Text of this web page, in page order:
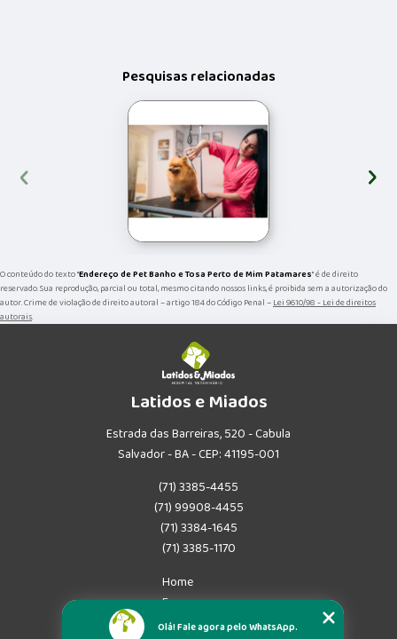
Pesquisas relacionadas
‹ ›
O conteúdo do texto "Endereço de Pet Banho e Tosa Perto de Mim Patamares" é de direito
reservado. Sua reprodução, parcial ou total, mesmo citando nossos links, é proibida sem a autorização do
autor. Crime de violação de direito autoral – artigo 184 do Código Penal –Lei 9610/98 - Lei de direitos
autorais.
Latidos e Miados
Estrada das Barreiras, 520 - Cabula
Salvador - BA - CEP: 41195-001
(71) 3385-4455
(71) 99908-4455
(71) 3384-1645
(71) 3385-1170
Home
Empresa
Missão
Olá! Fale agora pelo WhatsApp.